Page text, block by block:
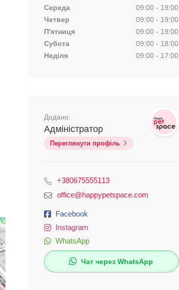
Середа
09:00 - 19:00
Четвер
09:00 - 19:00
П'ятниця
09:00 - 19:00
Субота
09:00 - 18:00
Неділя
09:00 - 17:00
Додано:
Адміністратор
Переглянути профіль
+380675555113
office@happypetspace.com
Facebook
Instagram
WhatsApp
Чат через WhatsApp